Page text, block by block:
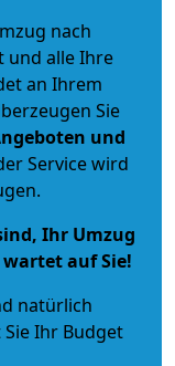
nach
und alle Ihre
an Ihrem
Sie
und
Service wird
Ihr Umzug
auf Sie!
natürlich
Sie Ihr Budget